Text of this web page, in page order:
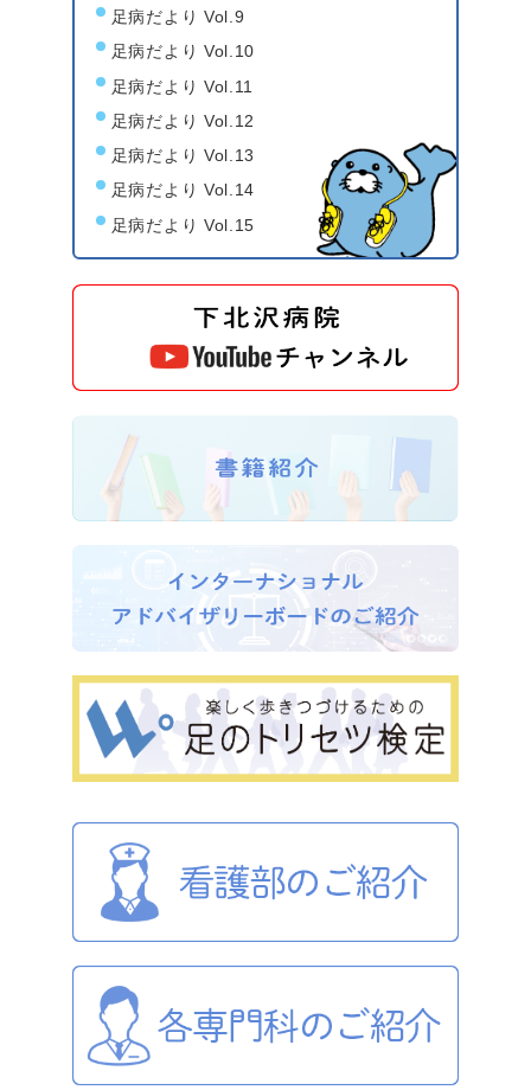
足病だより Vol.9
足病だより Vol.10
足病だより Vol.11
足病だより Vol.12
足病だより Vol.13
足病だより Vol.14
足病だより Vol.15